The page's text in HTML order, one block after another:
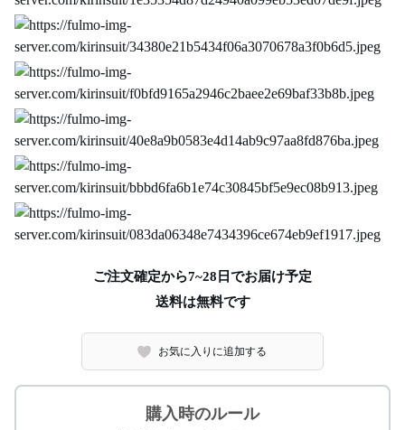
ご注文確定から7~28日でお届け予定
送料は無料です
お気に入りに追加する
購入時のルール